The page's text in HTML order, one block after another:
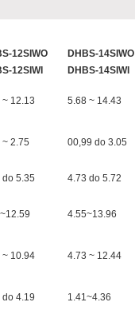
12SIWO
12SIWI
DHBS-14SIWO
DHBS-14SIWI
~ 12.13 5.68 ~ 14.43
~ 2.75 00,99 do 3.05
do 5.35 4.73 do 5.72
4.55~13.96
~ 10.94 4.73 ~ 12.44
do 4.19 1.41~4.36